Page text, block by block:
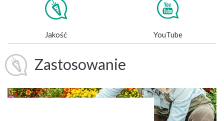
Jakość YouTube
Zastosowanie